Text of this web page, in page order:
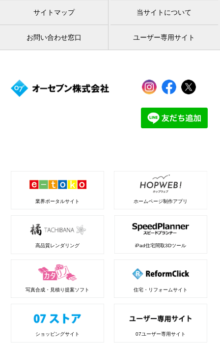
サイトマップ 当サイトについて
お問い合わせ窓口 ユーザー専用サイト
業界ポータルサイト ホームページ制作アプリ
高品質レンダリング iPad住宅間取3Dツール
写真合成・見積り提案ソフト 住宅・リフォームサイト
ショッピングサイト 07ユーザー専用サイト